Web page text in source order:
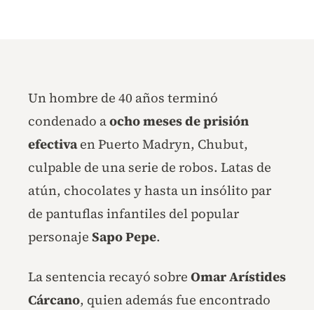
Un hombre de 40 años terminó
condenado aocho meses de prisión
efectivaen Puerto Madryn, Chubut,
culpable de una serie de robos. Latas de
atún, chocolates y hasta un insólito par
de pantuflas infantiles del popular
personaje Sapo Pepe.
La sentencia recayó sobre Omar Arístides
Cárcano, quien además fue encontrado